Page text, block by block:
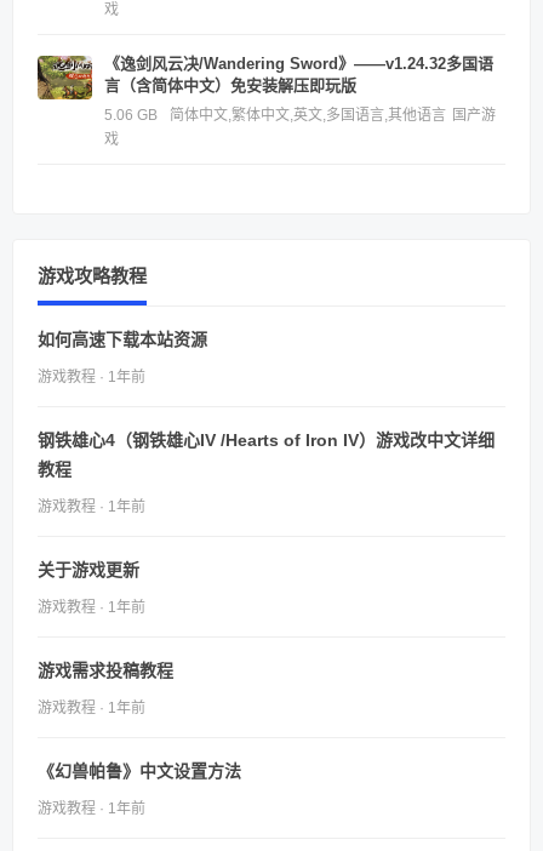
戏
《逸剑风云决/Wandering Sword》——v1.24.32多国语
言（含简体中文）免安装解压即玩版
5.06 GB 简体中文,繁体中文,英文,多国语言,其他语言 国产游
戏
游戏攻略教程
如何高速下载本站资源
游戏教程 · 1年前
钢铁雄心4（钢铁雄心IV /Hearts of Iron IV）游戏改中文详细
教程
游戏教程 · 1年前
关于游戏更新
游戏教程 · 1年前
游戏需求投稿教程
游戏教程 · 1年前
《幻兽帕鲁》中文设置方法
游戏教程 · 1年前